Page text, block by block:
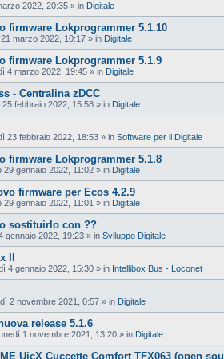
2022, 20:35 » in Digitale
firmware Lokprogrammer 5.1.10
marzo 2022, 10:17 » in Digitale
firmware Lokprogrammer 5.1.9
4 marzo 2022, 19:45 » in Digitale
- Centralina zDCC
febbraio 2022, 15:58 » in Digitale
23 febbraio 2022, 18:53 » in Software per il Digitale
firmware Lokprogrammer 5.1.8
29 gennaio 2022, 11:02 » in Digitale
firmware per Ecos 4.2.9
29 gennaio 2022, 11:01 » in Digitale
sostituirlo con ??
gennaio 2022, 19:23 » in Sviluppo Digitale
II
4 gennaio 2022, 15:30 » in Intellibox Bus - Loconet
2 novembre 2021, 0:57 » in Digitale
release 5.1.6
1 novembre 2021, 13:20 » in Digitale
UicX Cuccette Comfort TFX063 (open